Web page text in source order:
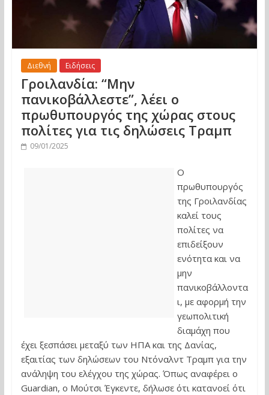
Διεθνή Ειδήσεις
Γροιλανδία: “Μην
πανικοβάλλεστε”, λέει ο
πρωθυπουργός της χώρας στους
πολίτες για τις δηλώσεις Τραμπ
09/01/2025
Ο
πρωθυπουργός
της Γροιλανδίας
καλεί τους
πολίτες να
επιδείξουν
ενότητα και να
μην
πανικοβάλλοντα
ι, με αφορμή την
γεωπολιτική
διαμάχη που
έχει ξεσπάσει μεταξύ των ΗΠΑ και της Δανίας,
εξαιτίας των δηλώσεων του Ντόναλντ Τραμπ για την
ανάληψη του ελέγχου της χώρας. Όπως αναφέρει ο
Guardian, ο Μούτσι Έγκεντε, δήλωσε ότι κατανοεί ότι